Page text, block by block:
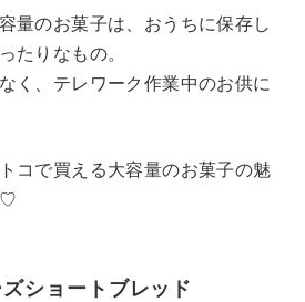
量のお菓子は、おうちに保存し
たりなもの。
く、テレワーク作業中のお供に
コで買える大容量のお菓子の魅
♡
ズショートブレッド